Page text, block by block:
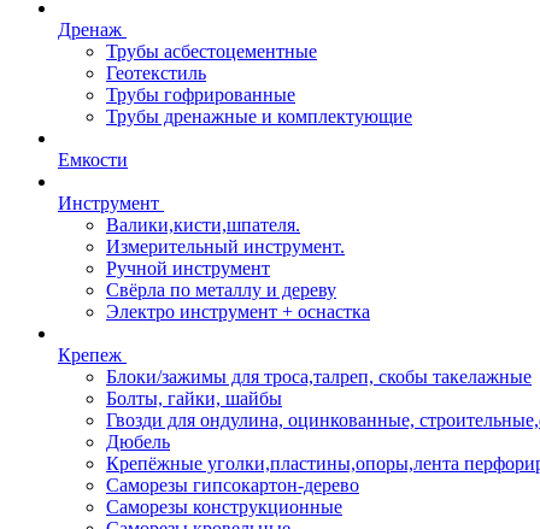
Дренаж
Трубы асбестоцементные
Геотекстиль
Трубы гофрированные
Трубы дренажные и комплектующие
Емкости
Инструмент
Валики,кисти,шпателя.
Измерительный инструмент.
Ручной инструмент
Свёрла по металлу и дереву
Электро инструмент + оснастка
Крепеж
Блоки/зажимы для троса,талреп, скобы такелажные
Болты, гайки, шайбы
Гвозди для ондулина, оцинкованные,
Дюбель
Крепёжные уголки,пластины,опоры,лента
Саморезы гипсокартон-дерево
Саморезы конструкционные